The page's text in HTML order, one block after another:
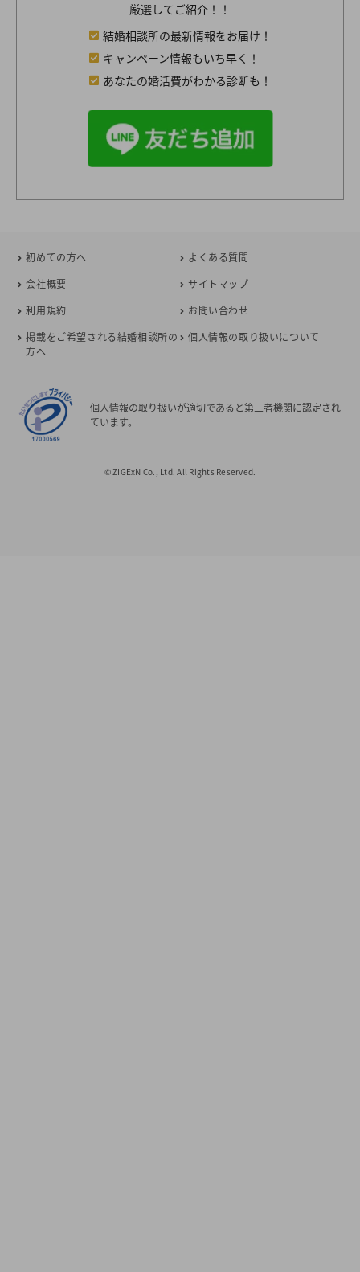
厳選してご紹介！！
結婚相談所の最新情報をお届け！
キャンペーン情報もいち早く！
あなたの婚活費がわかる診断も！
初めての方へ
よくある質問
会社概要
サイトマップ
利用規約
お問い合わせ
掲載をご希望される結婚相談所の
方へ
個人情報の取り扱いについて
個人情報の取り扱いが適切であると第三者機関に認定され
ています。
© ZIGExN Co., Ltd. All Rights Reserved.